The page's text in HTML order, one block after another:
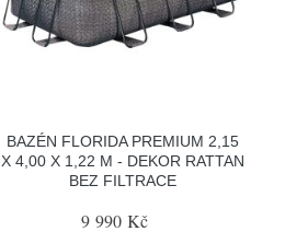
BAZÉN FLORIDA PREMIUM 2,15
X 4,00 X 1,22 M - DEKOR RATTAN
BEZ FILTRACE
9 990 Kč